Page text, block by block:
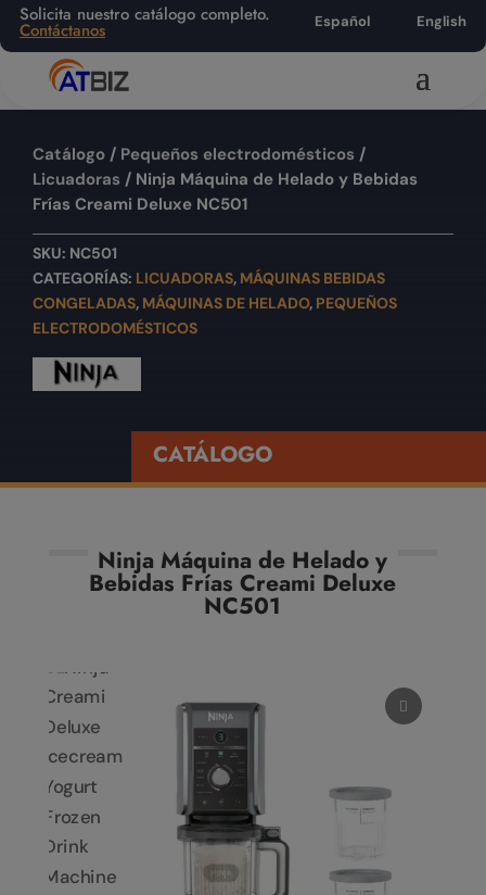
Solicita nuestro catálogo completo.
Contáctanos Español English
Catálogo / Pequeños electrodomésticos /
Licuadoras / Ninja Máquina de Helado y Bebidas
Frías Creami Deluxe NC501
SKU: NC501
CATEGORÍAS: LICUADORAS, MÁQUINAS BEBIDAS
CONGELADAS, MÁQUINAS DE HELADO, PEQUEÑOS
ELECTRODOMÉSTICOS
CATÁLOGO
Ninja Máquina de Helado y
Bebidas Frías Creami Deluxe
NC501